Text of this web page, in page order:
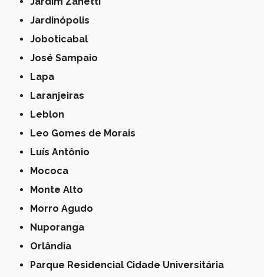
Jardinópolis
Joboticabal
José Sampaio
Lapa
Laranjeiras
Leblon
Leo Gomes de Morais
Luís Antônio
Mococa
Monte Alto
Morro Agudo
Nuporanga
Orlândia
Parque Residencial Cidade Universitária